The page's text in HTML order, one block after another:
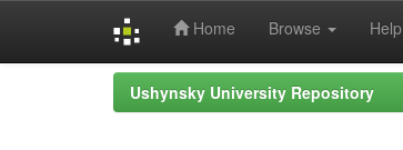
Home Browse Help
Ushynsky University Repository